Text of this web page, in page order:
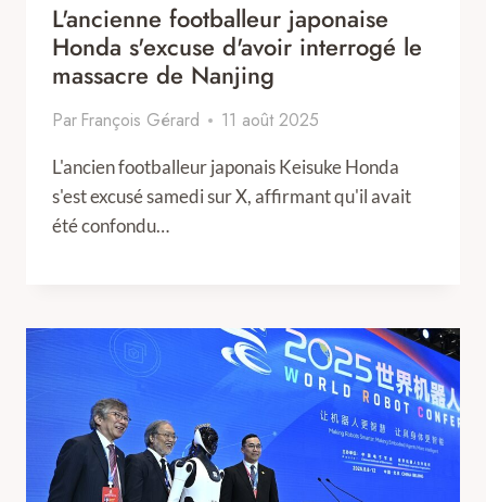
L'ancienne footballeur japonaise
Honda s'excuse d'avoir interrogé le
massacre de Nanjing
Par François Gérard 11 août 2025
L'ancien footballeur japonais Keisuke Honda
s'est excusé samedi sur X, affirmant qu'il avait
été confondu…